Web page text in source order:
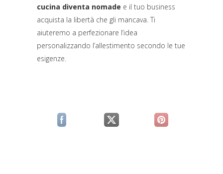
cucina diventa nomade e il tuo business
acquista la libertà che gli mancava. Ti
aiuteremo a perfezionare l’idea
personalizzando l’allestimento secondo le tue
esigenze.
(si apre in una nuova scheda)
(si apre in una nuova scheda)
(si apre in una